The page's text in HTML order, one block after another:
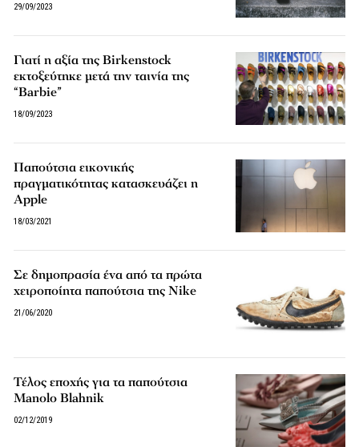
29/09/2023
Γιατί η αξία της Birkenstock
εκτοξεύτηκε μετά την ταινία της
“Barbie”
18/09/2023
Παπούτσια εικονικής
πραγματικότητας κατασκευάζει η
Apple
18/03/2021
Σε δημοπρασία ένα από τα πρώτα
χειροποίητα παπούτσια της Nike
21/06/2020
Τέλος εποχής για τα παπούτσια
Manolo Blahnik
02/12/2019